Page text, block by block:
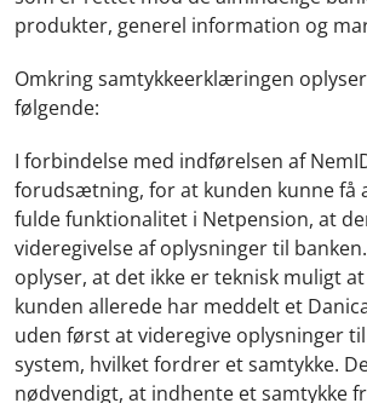
produkter, generel information og
Omkring samtykkeerklæringen
følgende:
I forbindelse med indførelsen af
forudsætning, for at kunden kunne få
fulde funktionalitet i Netpension, at
videregivelse af oplysninger til
oplyser, at det ikke er teknisk muligt
kunden allerede har meddelt et
uden først at videregive oplysninger
system, hvilket fordrer et samtykke.
nødvendigt, at indhente et samtykke